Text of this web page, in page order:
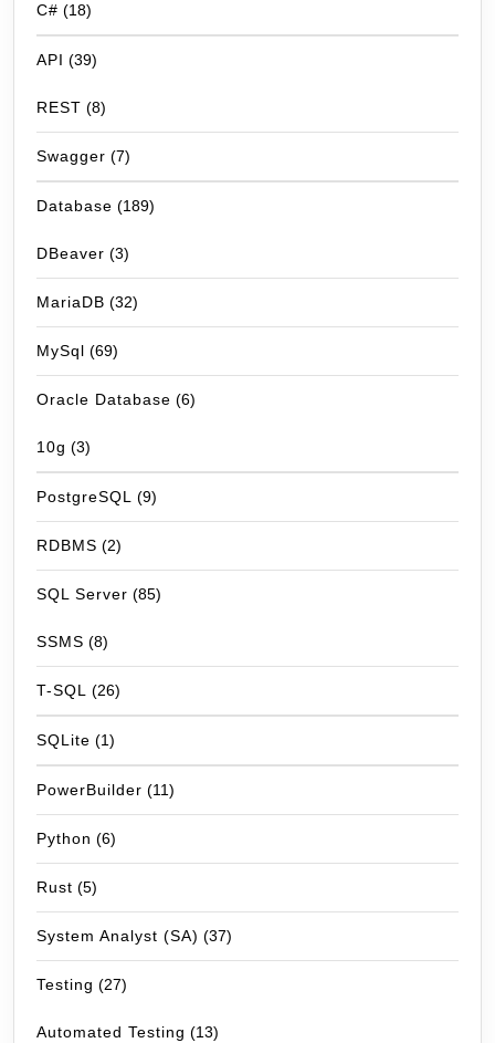
C# (18)
API (39)
REST (8)
Swagger (7)
Database (189)
DBeaver (3)
MariaDB (32)
MySql (69)
Oracle Database (6)
10g (3)
PostgreSQL (9)
RDBMS (2)
SQL Server (85)
SSMS (8)
T-SQL (26)
SQLite (1)
PowerBuilder (11)
Python (6)
Rust (5)
System Analyst (SA) (37)
Testing (27)
Automated Testing (13)